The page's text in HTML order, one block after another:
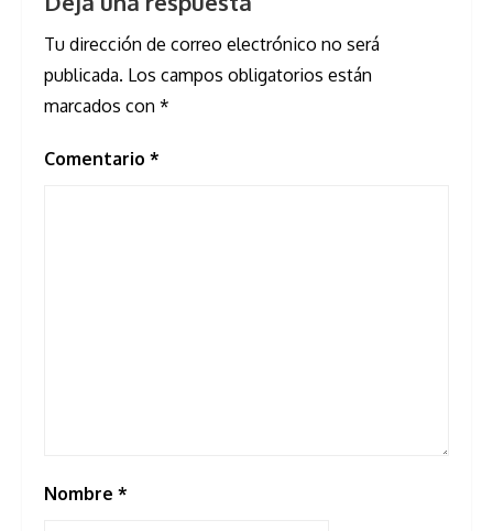
Tu dirección de correo electrónico no será
publicada. Los campos obligatorios están
marcados con *
Comentario *
Nombre *